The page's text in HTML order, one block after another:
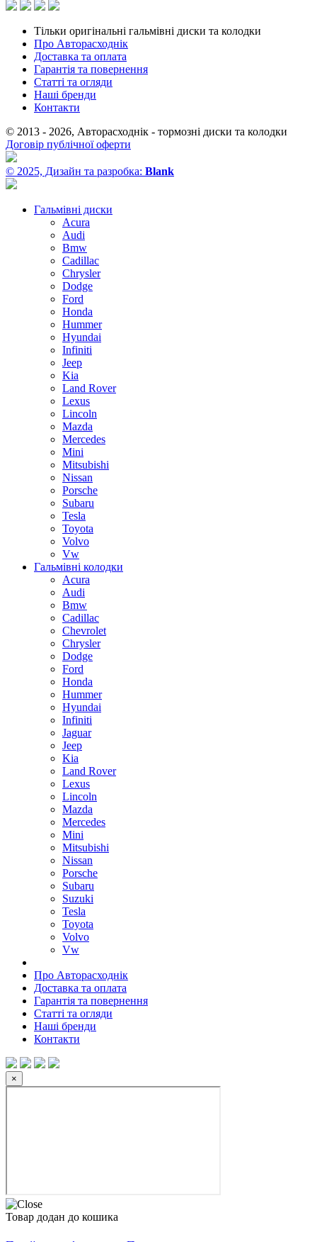
Тільки оригінальні гальмівні диски та колодки
Про Авторасходнік
Доставка та оплата
Гарантія та повернення
Статті та огляди
Наші бренди
Контакти
© 2013 - 2026, Авторасходнік - тормозні диски та колодки
Договір публічної оферти
© 2025, Дизайн та разробка: Blank
Гальмівні диски
Acura
Audi
Bmw
Cadillac
Chrysler
Dodge
Ford
Honda
Hummer
Hyundai
Infiniti
Jeep
Kia
Land Rover
Lexus
Lincoln
Mazda
Mercedes
Mini
Mitsubishi
Nissan
Porsche
Subaru
Tesla
Toyota
Volvo
Vw
Гальмівні колодки
Acura
Audi
Bmw
Cadillac
Chevrolet
Chrysler
Dodge
Ford
Honda
Hummer
Hyundai
Infiniti
Jaguar
Jeep
Kia
Land Rover
Lexus
Lincoln
Mazda
Mercedes
Mini
Mitsubishi
Nissan
Porsche
Subaru
Suzuki
Tesla
Toyota
Volvo
Vw
Про Авторасходнік
Доставка та оплата
Гарантія та повернення
Статті та огляди
Наші бренди
Контакти
×
Товар додан до кошика